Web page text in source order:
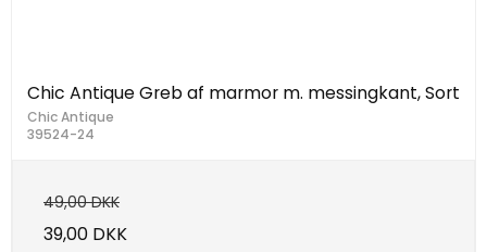
Chic Antique Greb af marmor m. messingkant, Sort
Chic Antique
39524-24
49,00 DKK
39,00 DKK